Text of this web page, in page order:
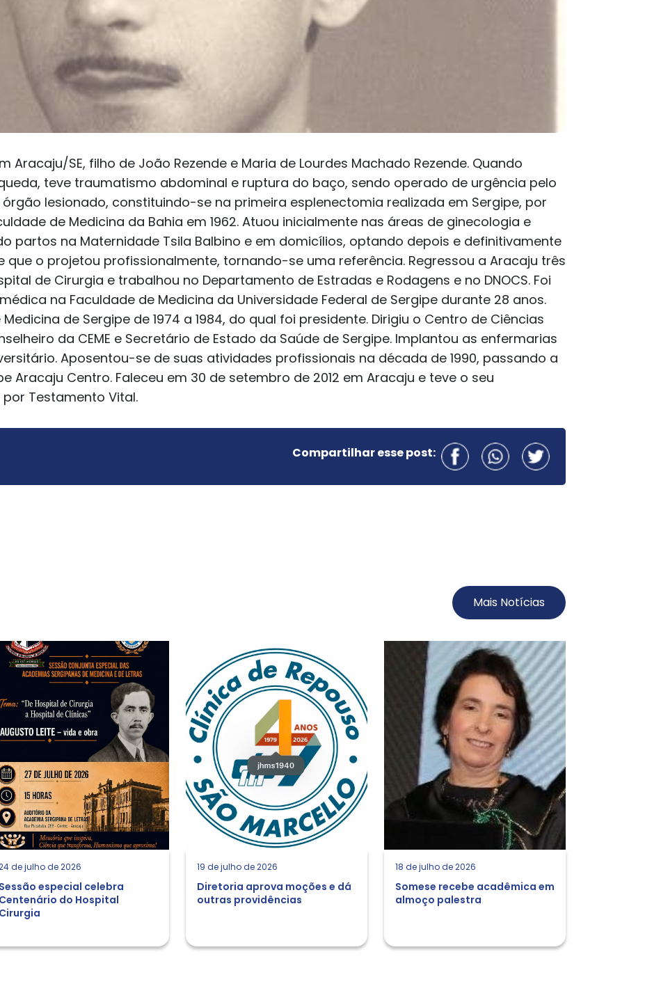
Aracaju/SE, filho de João Rezende e Maria de Lourdes Machado Rezende. Quando
teve traumatismo abdominal e ruptura do baço, sendo operado de urgência pelo
órgão lesionado, constituindo-se na primeira esplenectomia realizada em Sergipe, por
de Medicina da Bahia em 1962. Atuou inicialmente nas áreas de ginecologia e
partos na Maternidade Tsila Balbino e em domicílios, optando depois e definitivamente
que o projetou profissionalmente, tornando-se uma referência. Regressou a Aracaju três
de Cirurgia e trabalhou no Departamento de Estradas e Rodagens e no DNOCS. Foi
na Faculdade de Medicina da Universidade Federal de Sergipe durante 28 anos.
de Sergipe de 1974 a 1984, do qual foi presidente. Dirigiu o Centro de Ciências
da CEME e Secretário de Estado da Saúde de Sergipe. Implantou as enfermarias
Aposentou-se de suas atividades profissionais na década de 1990, passando a
Aracaju Centro. Faleceu em 30 de setembro de 2012 em Aracaju e teve o seu
Testamento Vital.
Compartilhar esse post:
Mais Notícias
de julho de 2026
Sessão especial celebra
Centenário do Hospital
Cirurgia
19 de julho de 2026
Diretoria aprova moções e dá
outras providências
18 de julho de 2026
Somese recebe acadêmica em
almoço palestra